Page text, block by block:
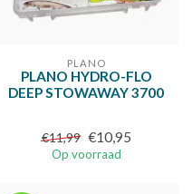
PLANO
PLANO HYDRO-FLO
DEEP STOWAWAY 3700
€11,99 €10,95
Op voorraad